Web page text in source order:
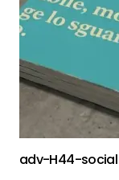
adv-H44-social